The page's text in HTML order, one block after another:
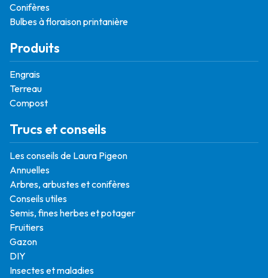
Conifères
Bulbes à floraison printanière
Produits
Engrais
Terreau
Compost
Trucs et conseils
Les conseils de Laura Pigeon
Annuelles
Arbres, arbustes et conifères
Conseils utiles
Semis, fines herbes et potager
Fruitiers
Gazon
DIY
Insectes et maladies